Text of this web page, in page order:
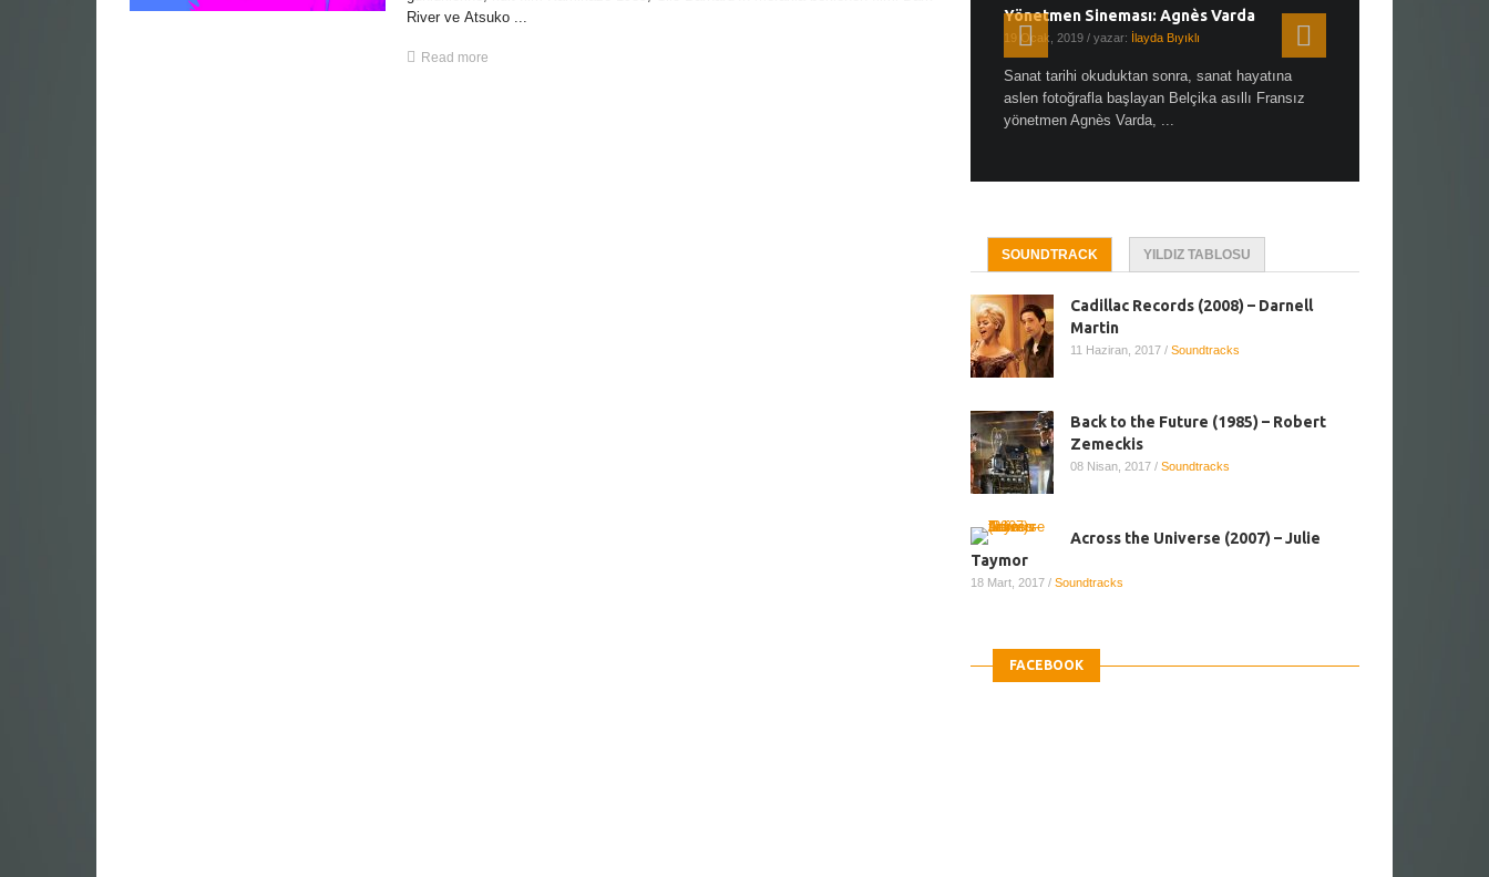
River ve Atsuko ...
Read more
Yönetmen Sineması: Agnès Varda
19 Ocak, 2019 / yazar: İlayda Bıyıklı
Sanat tarihi okuduktan sonra, sanat hayatına
aslen fotoğrafla başlayan Belçika asıllı Fransız
yönetmen Agnès Varda, ...
Yönetmen
SOUNDTRACK YILDIZ TABLOSU
Cadillac Records (2008) – Darnell
Martin
11 Haziran, 2017 / Soundtracks
Back to the Future (1985) – Robert
Zemeckis
08 Nisan, 2017 / Soundtracks
Across the Universe (2007) – Julie
Taymor
18 Mart, 2017 / Soundtracks
FACEBOOK